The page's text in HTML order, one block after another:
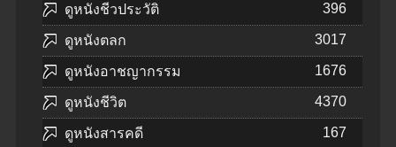
ดูหนังชีวประวัติ 396
ดูหนังตลก 3017
ดูหนังอาชญากรรม 1676
ดูหนังชีวิต 4370
ดูหนังสารคดี 167